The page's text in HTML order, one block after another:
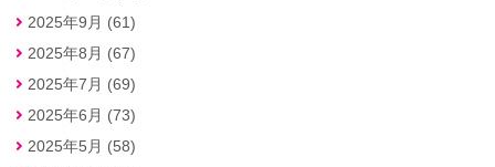
2025年9月 (61)
2025年8月 (67)
2025年7月 (69)
2025年6月 (73)
2025年5月 (58)